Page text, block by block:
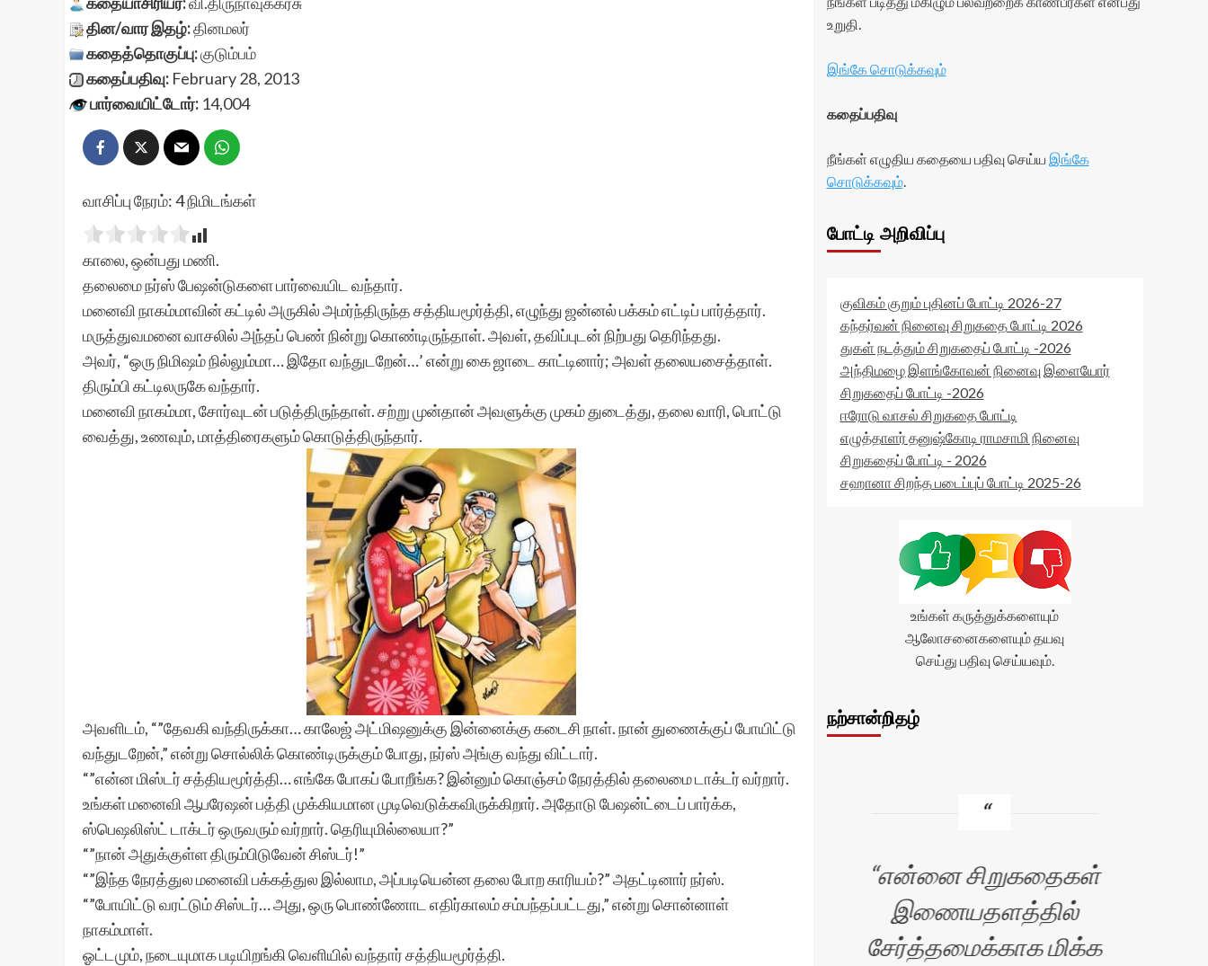
தின/வார இதழ்:தினமலர்
கதைத்தொகுப்பு:குடும்பம்
கதைப்பதிவு: February 28, 2013
பார்வையிட்டோர்: 14,004
வாசிப்பு நேரம்:4நிமிடங்கள்
காலை, ஒன்பது மணி.
தலைமை நர்ஸ் பேஷன்டுகளை பார்வையிட வந்தார்.
மனைவி நாகம்மாவின் கட்டில் அருகில் அமர்ந்திருந்த சத்தியமூர்த்தி, எழுந்து ஜன்னல் பக்கம் எட்டிப் பார்த்தார்.
மருத்துவமனை வாசலில் அந்தப் பெண் நின்று கொண்டிருந்தாள். அவள், தவிப்புடன் நிற்பது தெரிந்தது.
அவர், “ஒரு நிமிஷம் நில்லும்மா… இதோ வந்துடறேன்…’ என்று கை ஜாடை காட்டினார்; அவள் தலையசைத்தாள்.
திரும்பி கட்டிலருகே வந்தார்.
மனைவி நாகம்மா, சோர்வுடன் படுத்திருந்தாள். சற்று முன்தான் அவளுக்கு முகம் துடைத்து, தலை வாரி, பொட்டு
வைத்து, உணவும், மாத்திரைகளும் கொடுத்திருந்தார்.
அவளிடம், “”தேவகி வந்திருக்கா… காலேஜ் அட்மிஷனுக்கு இன்னைக்கு கடைசி நாள். நான் துணைக்குப் போயிட்டு
வந்துடறேன்,” என்று சொல்லிக் கொண்டிருக்கும் போது, நர்ஸ் அங்கு வந்து விட்டார்.
“”என்ன மிஸ்டர் சத்தியமூர்த்தி… எங்கே போகப் போறீங்க? இன்னும் கொஞ்சம் நேரத்தில் தலைமை டாக்டர் வர்றார்.
உங்கள் மனைவி ஆபரேஷன் பத்தி முக்கியமான முடிவெடுக்கவிருக்கிறார். அதோடு பேஷன்ட்டைப் பார்க்க,
ஸ்பெஷலிஸ்ட் டாக்டர் ஒருவரும் வர்றார். தெரியுமில்லையா?”
“”நான் அதுக்குள்ள திரும்பிடுவேன் சிஸ்டர்!”
“”இந்த நேரத்துல மனைவி பக்கத்துல இல்லாம, அப்படியென்ன தலை போற காரியம்?” அதட்டினார் நர்ஸ்.
“”போயிட்டு வரட்டும் சிஸ்டர்… அது, ஒரு பொண்ணோட எதிர்காலம் சம்பந்தப்பட்டது,” என்று சொன்னாள்
நாகம்மாள்.
ஓட்டமும், நடையுமாக படியிறங்கி வெளியில் வந்தார் சத்தியமூர்த்தி.
உறுதி.
இங்கே சொடுக்கவும்
கதைப்பதிவு
நீங்கள் எழுதிய கதையை பதிவு செய்ய இங்கே
சொடுக்கவும்.
போட்டி அறிவிப்பு
குவிகம் குறும் புதினப் போட்டி 2026-27
கந்தர்வன் நினைவு சிறுகதை போட்டி 2026
துகள் நடத்தும் சிறுகதைப் போட்டி -2026
அந்திமழை இளங்கோவன் நினைவு இளையோர்
சிறுகதைப் போட்டி -2026
ஈரோடு வாசல் சிறுகதை போட்டி
எழுத்தாளர் தனுஷ்கோடி ராமசாமி நினைவு
சிறுகதைப் போட்டி - 2026
சஹானா சிறந்த படைப்புப் போட்டி 2025-26
உங்கள் கருத்துக்களையும்
ஆலோசனைகளையும் தயவு
செய்து பதிவு செய்யவும்.
நற்சான்றிதழ்
இந்த தளத்தின் சேவை
சொல்லில்
என்னை சிறுகதைகள்
இணையதளத்தில்
சேர்த்தமைக்காக மிக்க